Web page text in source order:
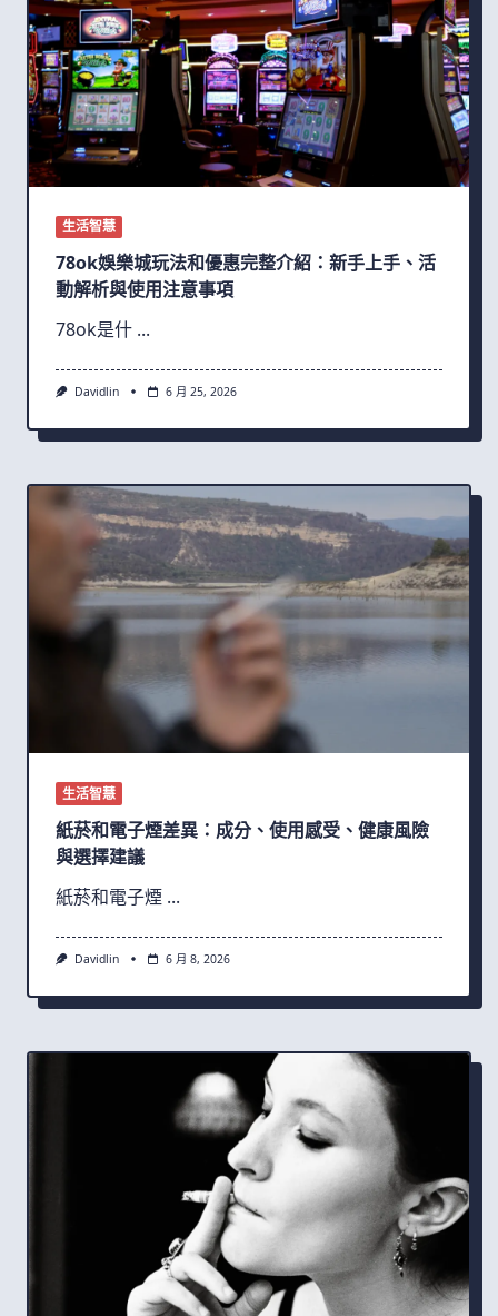
生活智慧
78ok娛樂城玩法和優惠完整介紹：新手上手、活
動解析與使用注意事項
78ok是什 ...
Davidlin 6 月 25, 2026
生活智慧
紙菸和電子煙差異：成分、使用感受、健康風險
與選擇建議
紙菸和電子煙 ...
Davidlin 6 月 8, 2026